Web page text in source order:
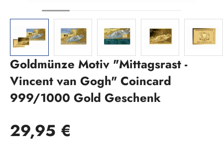
Goldmünze Motiv "Mittagsrast -
Vincent van Gogh" Coincard
999/1000 Gold Geschenk
Regulärer Preis:
29,95 €